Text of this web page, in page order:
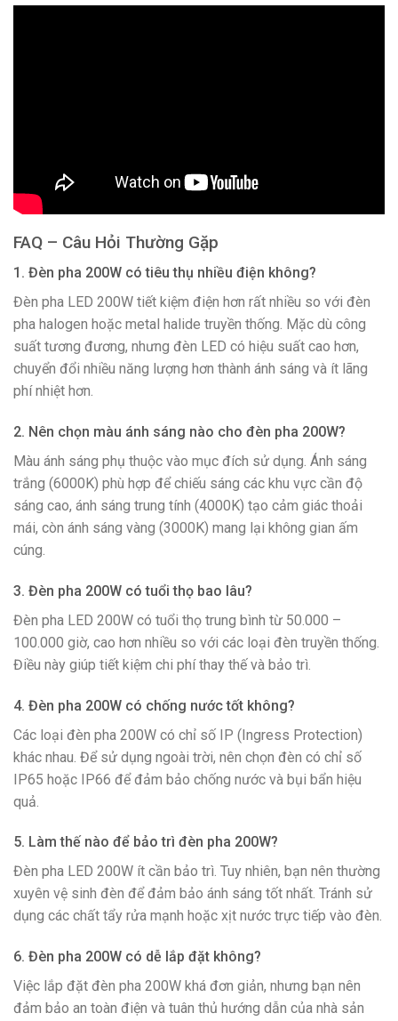
FAQ – Câu Hỏi Thường Gặp
1. Đèn pha 200W có tiêu thụ nhiều điện không?
Đèn pha LED 200W tiết kiệm điện hơn rất nhiều so với đèn
pha halogen hoặc metal halide truyền thống. Mặc dù công
suất tương đương, nhưng đèn LED có hiệu suất cao hơn,
chuyển đổi nhiều năng lượng hơn thành ánh sáng và ít lãng
phí nhiệt hơn.
2. Nên chọn màu ánh sáng nào cho đèn pha 200W?
Màu ánh sáng phụ thuộc vào mục đích sử dụng. Ánh sáng
trắng (6000K) phù hợp để chiếu sáng các khu vực cần độ
sáng cao, ánh sáng trung tính (4000K) tạo cảm giác thoải
mái, còn ánh sáng vàng (3000K) mang lại không gian ấm
cúng.
3. Đèn pha 200W có tuổi thọ bao lâu?
Đèn pha LED 200W có tuổi thọ trung bình từ 50.000 –
100.000 giờ, cao hơn nhiều so với các loại đèn truyền thống.
Điều này giúp tiết kiệm chi phí thay thế và bảo trì.
4. Đèn pha 200W có chống nước tốt không?
Các loại đèn pha 200W có chỉ số IP (Ingress Protection)
khác nhau. Để sử dụng ngoài trời, nên chọn đèn có chỉ số
IP65 hoặc IP66 để đảm bảo chống nước và bụi bẩn hiệu
quả.
5. Làm thế nào để bảo trì đèn pha 200W?
Đèn pha LED 200W ít cần bảo trì. Tuy nhiên, bạn nên thường
xuyên vệ sinh đèn để đảm bảo ánh sáng tốt nhất. Tránh sử
dụng các chất tẩy rửa mạnh hoặc xịt nước trực tiếp vào đèn.
6. Đèn pha 200W có dễ lắp đặt không?
Việc lắp đặt đèn pha 200W khá đơn giản, nhưng bạn nên
đảm bảo an toàn điện và tuân thủ hướng dẫn của nhà sản